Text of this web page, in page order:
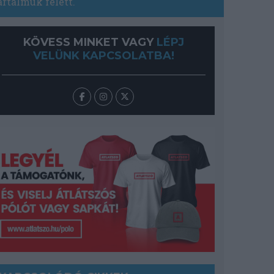
KÖVESS MINKET VAGY LÉPJ
VELÜNK KAPCSOLATBA!